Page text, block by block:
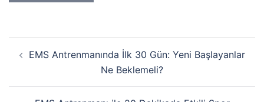
EMS Antrenmanında İlk 30 Gün: Yeni Başlayanlar
Ne Beklemeli?